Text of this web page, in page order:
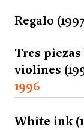
Regalo
Tres
violines
1996
White ink